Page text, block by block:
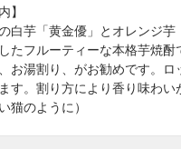
】
白芋「黄金優」とオレンジ芋
たフルーティーな本格芋焼酎
お湯割り、がお勧めです。ロ
す。割り方により香り味わい
猫のように）